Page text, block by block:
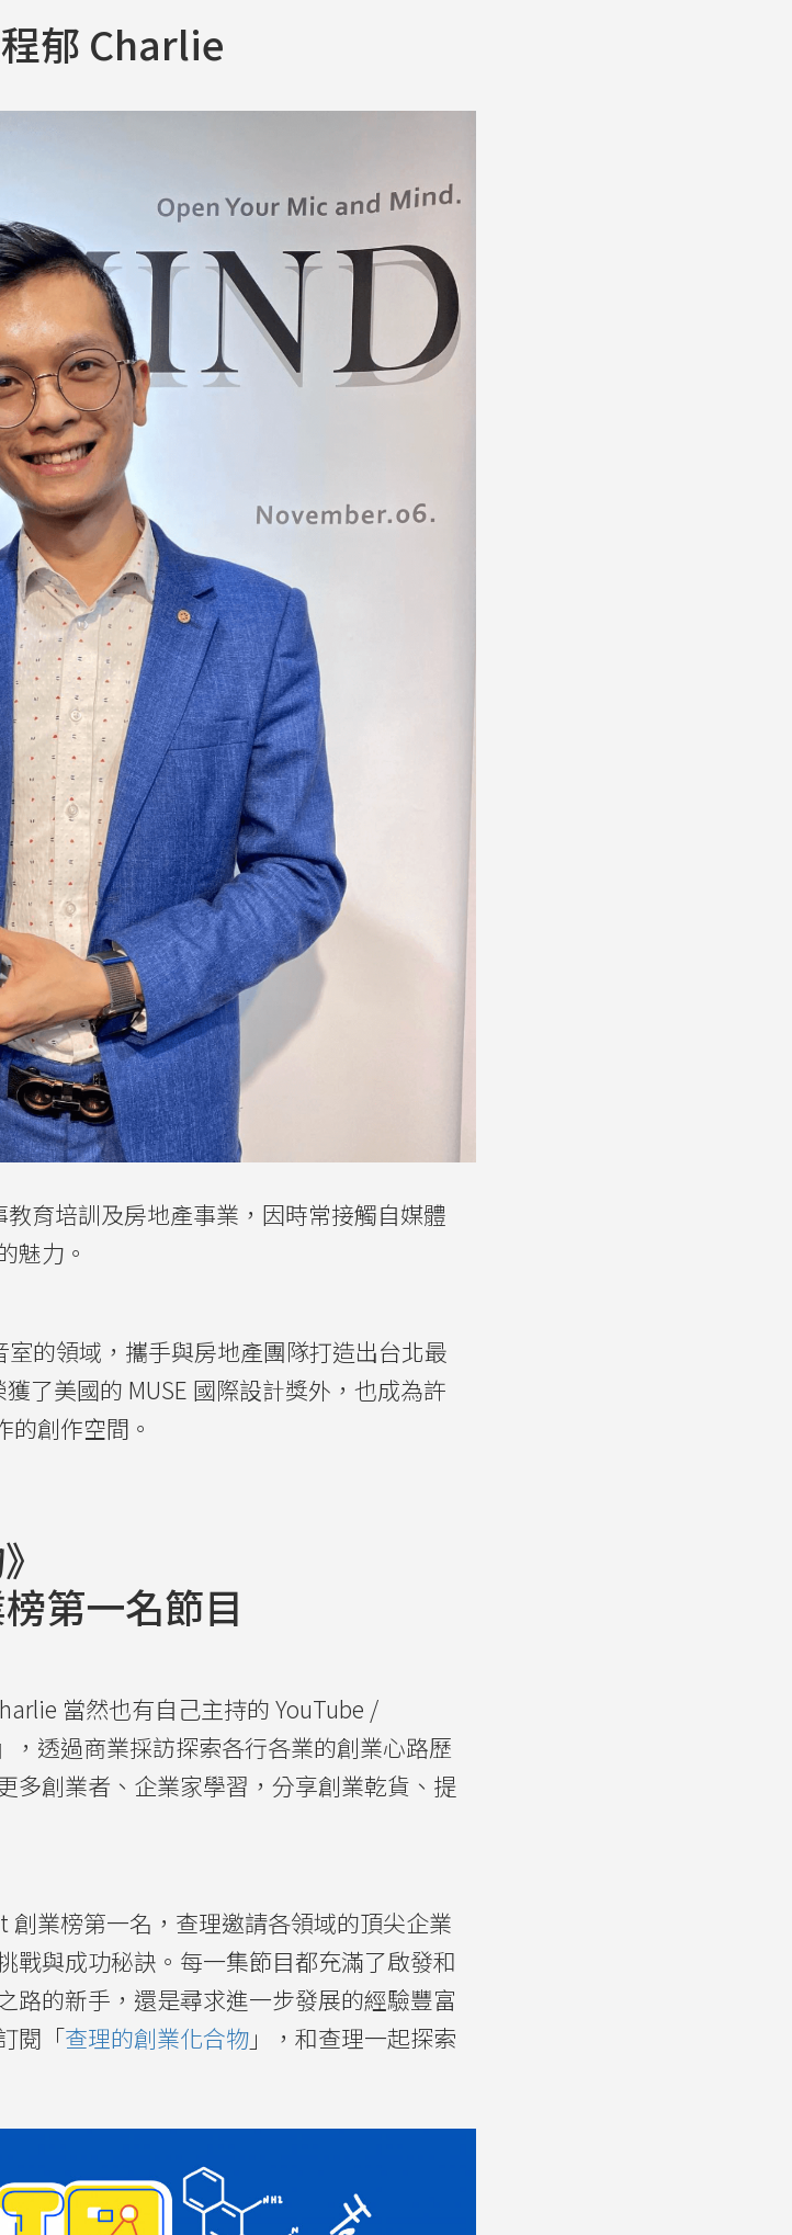
郁 Charlie
育培訓及房地產事業， 因時常接觸自媒體
魅力。
的領域， 攜手與房地產團隊打造出台北最
了美國的 MUSE 國際設計獎外，也成為許
的創作空間。
第一名節目
當然也有自己主持的 YouTube /
，透過商業採訪探索各行各業的創業心路歷
多創業者、企業家學習，分享創業乾貨、提
創業榜第一名 ，查理邀請各領域的頂尖企業
戰與成功秘訣。每一集節目都充滿了啟發和
路的新手，還是尋求進一步發展的經驗豐富
閱「查理的創業化合物 」，和查理一起探索